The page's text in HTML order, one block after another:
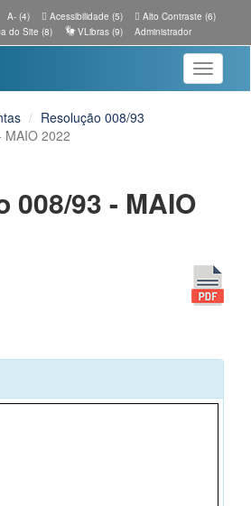
A- (4) Acessibilidade (5)
Alto Contraste (6)
do Site (8) VLibras (9) Administrador
Toggle
Resolução 008/93
MAIO 2022
008/93 - MAIO